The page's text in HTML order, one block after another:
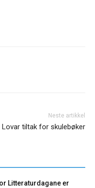
Neste artikkel
Lovar tiltak for skulebøker
Litteraturdagane er